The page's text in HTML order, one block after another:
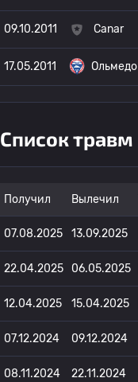
09.10.2011 Canar
17.05.2011 Ольмедо
Список травм
Получил Вылечил
07.08.2025 13.09.2025
22.04.2025 06.05.2025
12.04.2025 15.04.2025
07.12.2024 09.12.2024
08.11.2024 22.11.2024